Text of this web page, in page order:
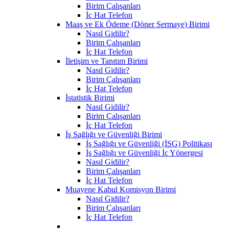
Birim Çalışanları
İç Hat Telefon
Maaş ve Ek Ödeme (Döner Sermaye) Birimi
Nasıl Gidilir?
Birim Çalışanları
İç Hat Telefon
İletişim ve Tanıtım Birimi
Nasıl Gidilir?
Birim Çalışanları
İç Hat Telefon
İstatistik Birimi
Nasıl Gidilir?
Birim Çalışanları
İç Hat Telefon
İş Sağlığı ve Güvenliği Birimi
İş Sağlığı ve Güvenliği (İSG) Politikası
İş Sağlığı ve Güvenliği İç Yönergesi
Nasıl Gidilir?
Birim Çalışanları
İç Hat Telefon
Muayene Kabul Komisyon Birimi
Nasıl Gidilir?
Birim Çalışanları
İç Hat Telefon